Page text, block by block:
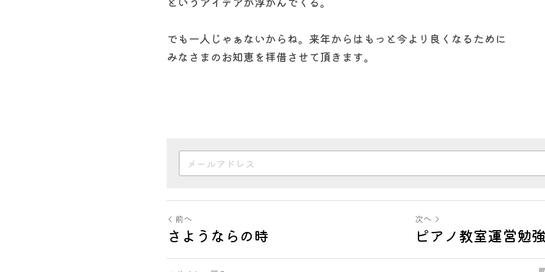
でも一人じゃぁないからね。来年からはもっと今より良くなるために
みなさまのお知恵を拝借させて頂きます。
前へ
さようならの時
次へ
ピアノ教室運営勉